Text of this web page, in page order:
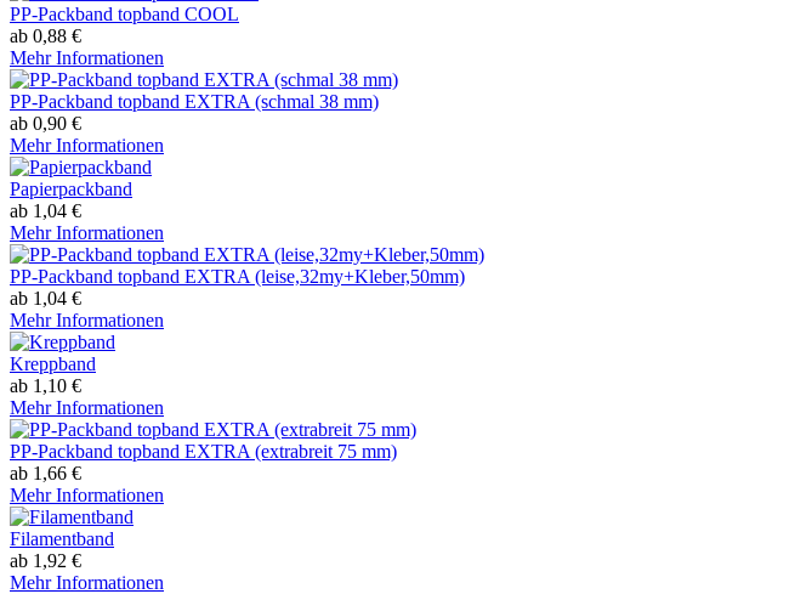
PP-Packband topband COOL
ab 0,88 €
Mehr Informationen
PP-Packband topband EXTRA (schmal 38 mm)
ab 0,90 €
Mehr Informationen
Papierpackband
ab 1,04 €
Mehr Informationen
PP-Packband topband EXTRA (leise,32my+Kleber,50mm)
ab 1,04 €
Mehr Informationen
Kreppband
ab 1,10 €
Mehr Informationen
PP-Packband topband EXTRA (extrabreit 75 mm)
ab 1,66 €
Mehr Informationen
Filamentband
ab 1,92 €
Mehr Informationen